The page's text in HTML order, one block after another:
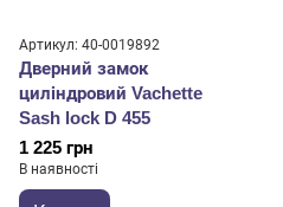
Артикул: 40-0019892
Дверний замок
циліндровий Vachette
Sash lock D 455
1 225 грн
В наявності